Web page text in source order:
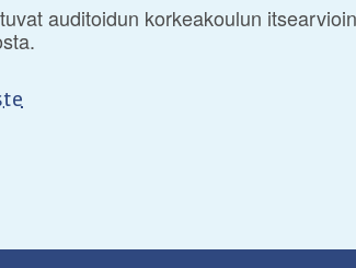
auditoidun korkeakoulun